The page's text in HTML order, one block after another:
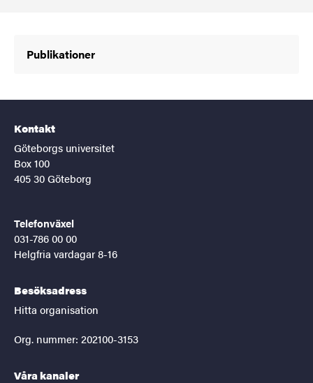
Publikationer
Kontakt
Göteborgs universitet
Box 100
405 30 Göteborg
Telefonväxel
031-786 00 00
Helgfria vardagar 8-16
Besöksadress
Hitta organisation
Org. nummer: 202100-3153
Våra kanaler